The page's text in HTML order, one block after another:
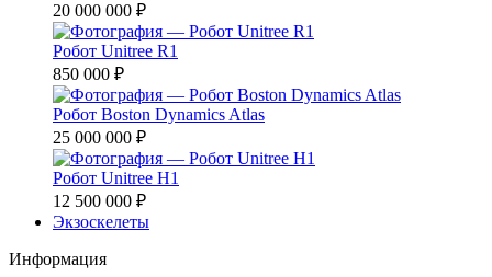
20 000 000 ₽
Робот Unitree R1
850 000 ₽
Робот Boston Dynamics Atlas
25 000 000 ₽
Робот Unitree H1
12 500 000 ₽
Экзоскелеты
Информация